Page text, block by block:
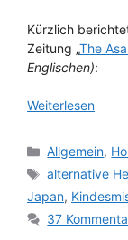
Kürzlich
Zeitung „The
Englischen):
Weiterlesen
Kategorien
Allgemein,
Schlagwörter
alternative
Japan,
37